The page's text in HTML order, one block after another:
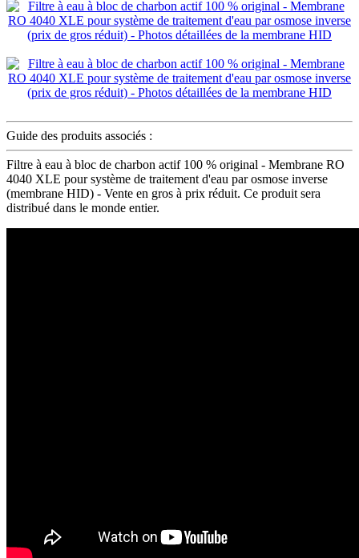
Guide des produits associés :
Filtre à eau à bloc de charbon actif 100 % original - Membrane RO
4040 XLE pour système de traitement d'eau par osmose inverse
(membrane HID) - Vente en gros à prix réduit. Ce produit sera
distribué dans le monde entier.